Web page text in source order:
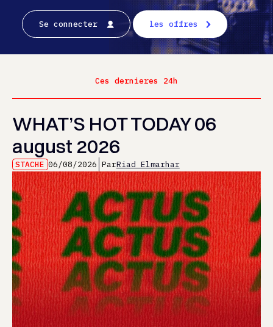
Se connecter les offres
Ces dernieres 24h
WHAT’S HOT TODAY 06
august 2026
STACHE 06/08/2026 ParRiad Elmarhar